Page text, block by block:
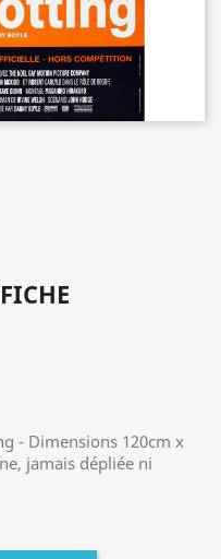
- Dimensions 120cm x
jamais dépliée ni